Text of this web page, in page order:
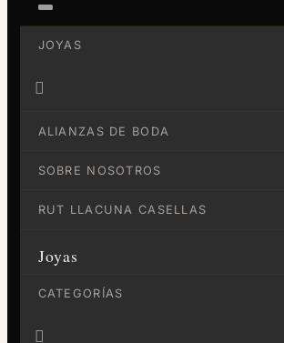
JOYAS

ALIANZAS DE BODA
SOBRE NOSOTROS
RUT LLACUNA CASELLAS
Joyas
CATEGORÍAS
